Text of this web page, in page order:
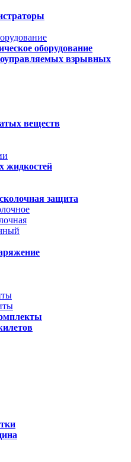
оборудование
взрывных
веществ
жидкостей
защита